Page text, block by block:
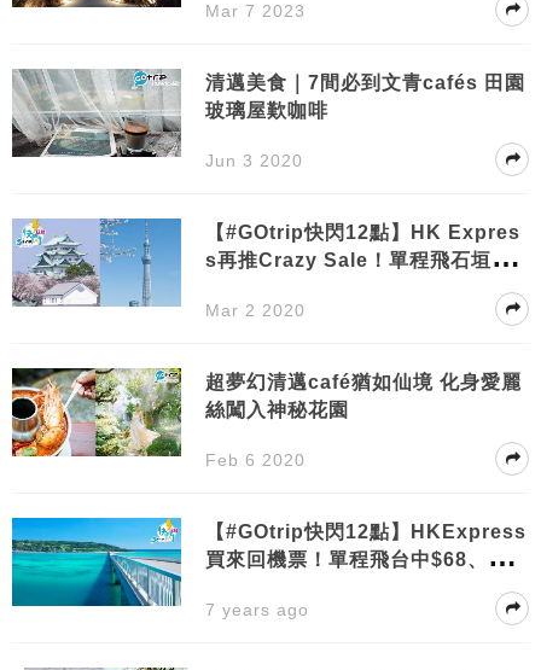
Mar 7 2023
清邁美食｜7間必到文青cafés 田園
玻璃屋歎咖啡
Jun 3 2020
【#GOtrip快閃12點】HK Expres
s再推Crazy Sale！單程飛石垣島
Mar 2 2020
超夢幻清邁café猶如仙境 化身愛麗
絲闖入神秘花園
Feb 6 2020
【#GOtrip快閃12點】HKExpress
買來回機票！單程飛台中$68、東南
亞$88、日本$148、韓國$158起！
7 years ago